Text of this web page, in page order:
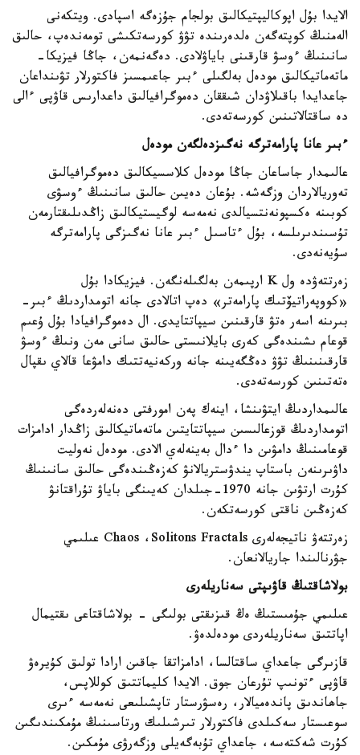
الايدا بۇل اپوكاليپتيكالىق بولجام جۇزەگە اسپادى. ويتكەنى
الەمنىڭ كوپتەگەن ەلدەرىندە تۋۋ كورسەتكىشى تومەندەپ، حالىق
سانىنىڭ ءوسۋ قارقىنى باياۋلادى. دەگەنمەن، جاڭا فيزيكا-
ماتەماتيكالىق مودەل بەلگىلى ءبىر جاعىمسىز فاكتورلار تۋىنداعان
جاعدايدا باقىلاۋدان شىققان دەموگرافيالىق داعدارىس قاۋپى ءالى
دە ساقتالاتىنىن كورسەتەدى.
ءبىر عانا پارامەترگە نەگىزدەلگەن مودەل
عالىمدار جاساعان جاڭا مودەل كلاسسيكالىق دەموگرافيالىق
تەوريالاردان وزگەشە. بۇعان دەيىن حالىق سانىنىڭ ءوسۋى
كوبىنە ەكسپونەنتسيالدى نەمەسە لوگيستيكالىق زاڭدىلىقتارمەن
تۇسىندىرىلسە، بۇل ءتاسىل ءبىر عانا نەگىزگى پارامەترگە
سۇيەنەدى.
زەرتتەۋدە ول K ارپىمەن بەلگىلەنگەن. فيزيكادا بۇل
«كووپەراتيۆتىك پارامەتر» دەپ اتالادى جانە اتومداردىڭ ءبىر-
بىرىنە اسەر ەتۋ قارقىنىن سيپاتتايدى. ال دەموگرافيادا بۇل ۇعىم
قوعام ىشىندەگى كەرى بايلانىستى حالىق سانى مەن ونىڭ ءوسۋ
قارقىنىنىڭ تۋۋ دەڭگەيىنە جانە وركەنيەتتىك دامۋعا قالاي ىقپال
ەتەتىنىن كورسەتەدى.
عالىمداردىڭ ايتۋىنشا، اينەك پەن امورفتى دەنەلەردەگى
اتومداردىڭ قوزعالىسىن سيپاتتايتىن ماتەماتيكالىق زاڭدار ادامزات
قوعامىنىڭ دامۋىن دا ءدال بەينەلەي الادى. مودەل نەوليت
داۋىرىنەن باستاپ يندۋستريالانۋ كەزەڭىندەگى حالىق سانىنىڭ
كۇرت ارتۋىن جانە 1970-جىلدان كەيىنگى باياۋ تۇراقتانۋ
كەزەڭىن ناقتى كورسەتكەن.
زەرتتەۋ ناتيجەلەرى Chaos ،Solitons Fractals عىلىمي
جۋرنالىندا جاريالانعان.
بولاشاقتىڭ قاۋىپتى سەناريلەرى
عىلىمي جۇمىستىڭ ەڭ قىزىقتى بولىگى - بولاشاقتاعى ىقتيمال
اپاتتىق سەناريلەردى مودەلدەۋ.
قازىرگى جاعداي ساقتالسا، ادامزاتقا جاقىن ارادا تولىق كۇيرەۋ
قاۋپى ءتونىپ تۇرعان جوق. الايدا كليماتتىق كوللاپس،
جاھاندىق پاندەميالار، رەسۋرستار تاپشىلىعى نەمەسە ءىرى
سوعىستار سەكىلدى فاكتورلار تىرشىلىك ورتاسىنىڭ مۇمكىندىگىن
كۇرت شەكتەسە، جاعداي تۇبەگەيلى وزگەرۋى مۇمكىن.